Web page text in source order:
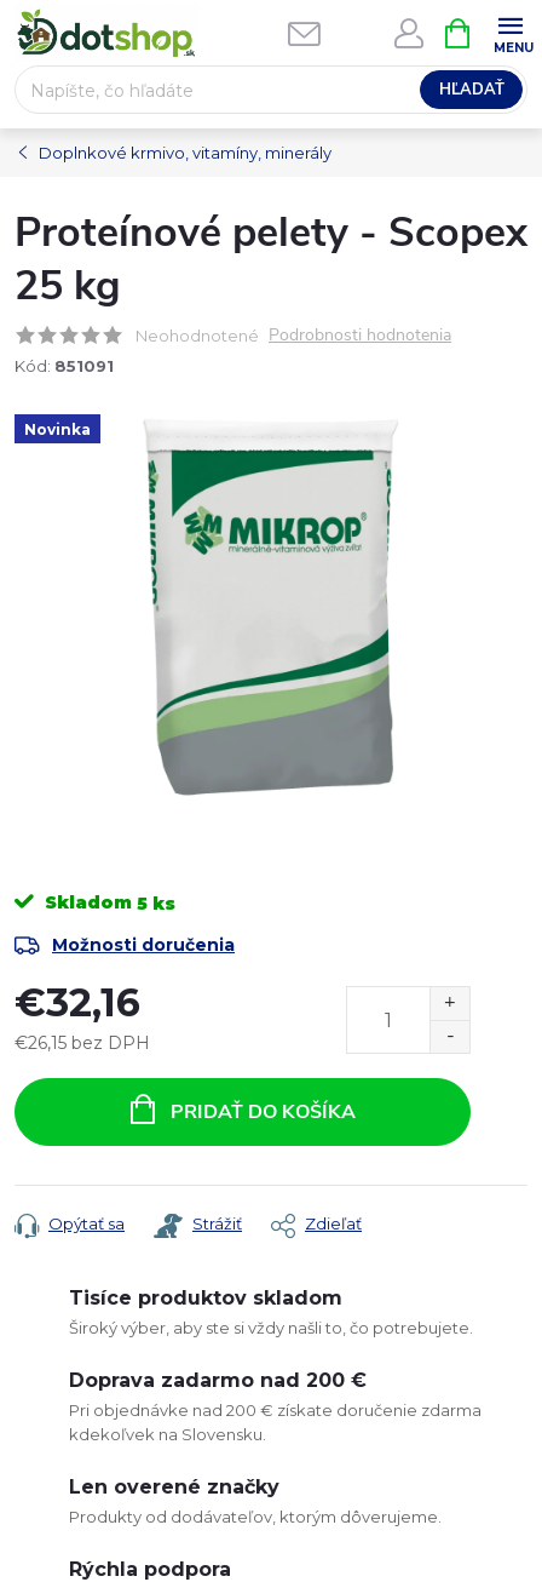
Prejsť
na
obsah
HĽADAŤ
KOŠÍK
Doplnkové krmivo, vitamíny, minerály
Proteínové pelety - Scopex
25 kg
Neohodnotené Podrobnosti hodnotenia
Kód: 851091
Novinka
Skladom 5 ks
Možnosti doručenia
€32,16
€26,15 bez DPH
cena:
PRIDAŤ DO KOŠÍKA
Opýtať sa Strážiť Zdieľať
Tisíce produktov skladom
Široký výber, aby ste si vždy našli to, čo potrebujete.
Doprava zadarmo nad 200 €
Pri objednávke nad 200 € získate doručenie zdarma
kdekoľvek na Slovensku.
Len overené značky
Produkty od dodávateľov, ktorým dôverujeme.
Rýchla podpora